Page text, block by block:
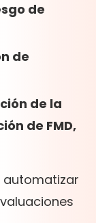
de
de
de la
de FMD,
automatizar